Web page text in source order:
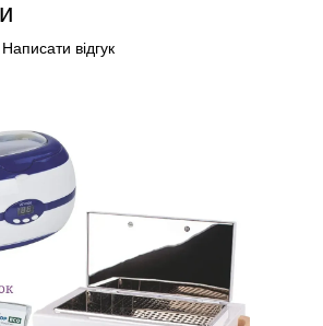
Написати відгук